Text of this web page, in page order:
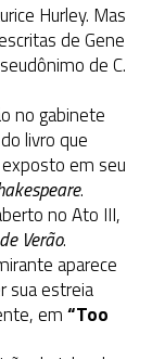
Hurley. Mas
de Gene
de C.
no gabinete
livro que
em seu
.
no Ato III,
Verão.
aparece
sua estreia
em“Too